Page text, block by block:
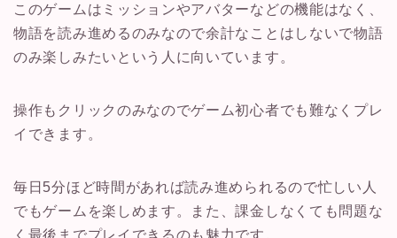
このゲームはミッションやアバターなどの機能はなく、
物語を読み進めるのみなので余計なことはしないで物語
のみ楽しみたいという人に向いています。
操作もクリックのみなのでゲーム初心者でも難なくプレ
イできます。
毎日5分ほど時間があれば読み進められるので忙しい人
でもゲームを楽しめます。また、課金しなくても問題な
く最後までプレイできるのも魅力です。